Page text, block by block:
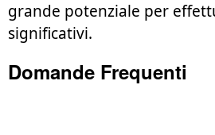
grande potenziale per
significativi.
Domande Frequenti